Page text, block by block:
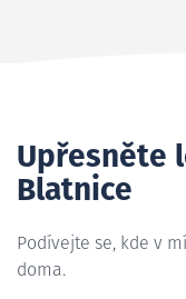
Upřesněte
Blatnice
Podívejte se, kde v
doma.